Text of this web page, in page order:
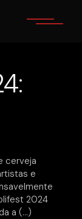
cerveja
e
2024
a